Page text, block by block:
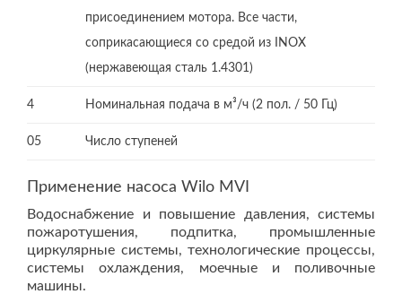
присоединением мотора. Все части,
соприкасающиеся со средой из INOX
(нержавеющая сталь 1.4301)
4 Номинальная подача в м³/ч (2 пол. / 50 Гц)
05 Число ступеней
Применение насоса Wilo MVI
Водоснабжение и повышение давления, системы
пожаротушения, подпитка, промышленные
циркулярные системы, технологические процессы,
системы охлаждения, моечные и поливочные
машины.